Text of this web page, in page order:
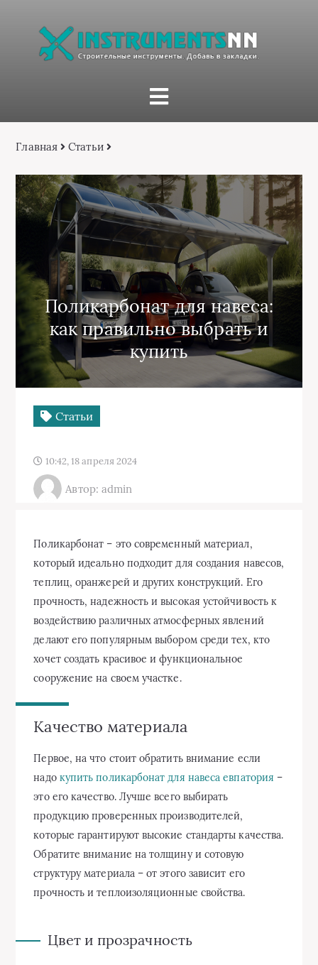
Главная Статьи
Поликарбонат для навеса:
как правильно выбрать и
купить
Статьи
10:42, 18 апреля 2024
Автор: admin
Поликарбонат – это современный материал,
который идеально подходит для создания навесов,
теплиц, оранжерей и других конструкций. Его
прочность, надежность и высокая устойчивость к
воздействию различных атмосферных явлений
делают его популярным выбором среди тех, кто
хочет создать красивое и функциональное
сооружение на своем участке.
Качество материала
Первое, на что стоит обратить внимание если
надо купить поликарбонат для навеса евпатория –
это его качество. Лучше всего выбирать
продукцию проверенных производителей,
которые гарантируют высокие стандарты качества.
Обратите внимание на толщину и сотовую
структуру материала – от этого зависит его
прочность и теплоизоляционные свойства.
Цвет и прозрачность